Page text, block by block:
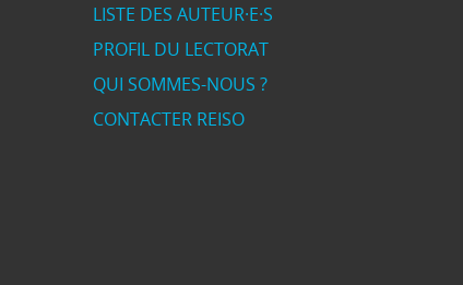
LISTE DES AUTEUR·E·S
PROFIL DU LECTORAT
QUI SOMMES-NOUS ?
CONTACTER REISO